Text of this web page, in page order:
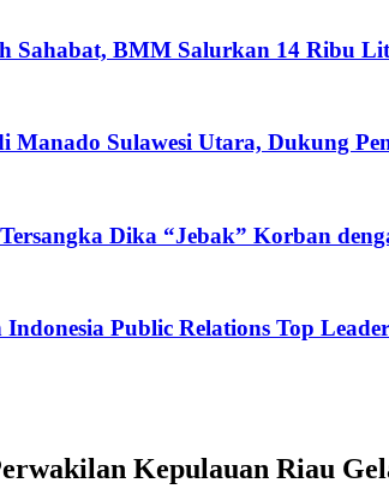
Sahabat, BMM Salurkan 14 Ribu
Manado Sulawesi Utara, Dukung
Dika “Jebak” Korban
Public Relations Top
Kepulauan Riau